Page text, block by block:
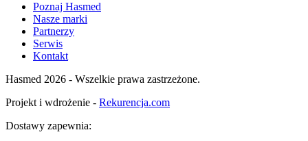
Poznaj Hasmed
Nasze marki
Partnerzy
Serwis
Kontakt
Hasmed 2026 - Wszelkie prawa zastrzeżone.
Projekt i wdrożenie - Rekurencja.com
Dostawy zapewnia: